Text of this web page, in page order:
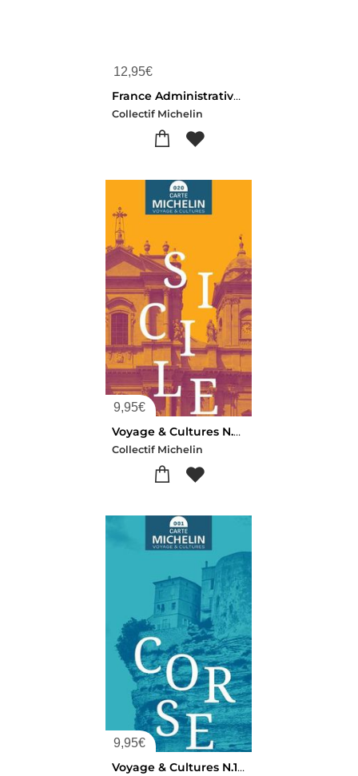
12,95€
France Administrative (poster Plastifie - Sous Gaine)
Collectif Michelin
9,95€
Voyage & Cultures N.20 : Sicile (edition 2026)
Collectif Michelin
9,95€
Voyage & Cultures N.1 : Corse